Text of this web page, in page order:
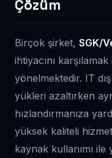
Çözüm
Birçok şirket, SGK/
ihtiyacını
yönelmektedir. IT
yükleri azaltırken
hızlandırmanıza
yüksek kaliteli
kaynak kullanımı